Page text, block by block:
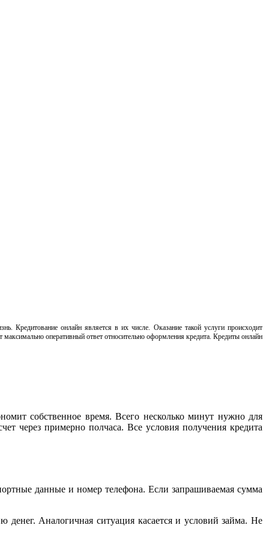
Кредитование онлайн является в их числе. Оказание такой услуги происходит
оперативный ответ относительно оформления кредита. Кредиты онлайн
собственное время. Всего несколько минут нужно для
через примерно полчаса. Все условия получения кредита
данные и номер телефона. Если запрашиваемая сумма
денег. Аналогичная ситуация касается и условий займа. Не